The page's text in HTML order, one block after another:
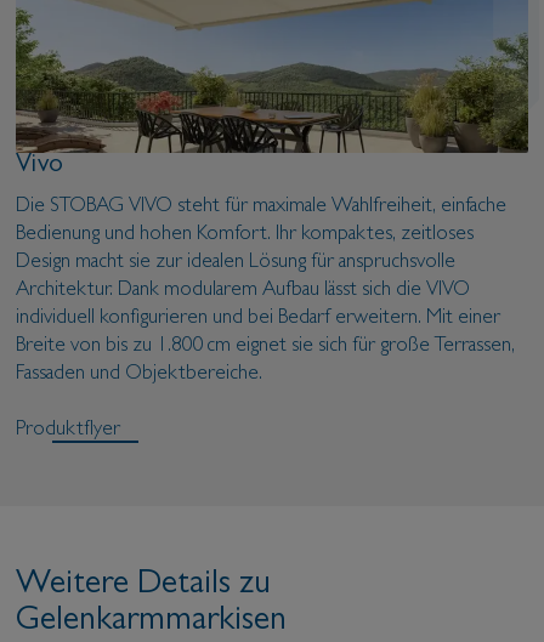
Vivo
Die STOBAG VIVO steht für maximale Wahlfreiheit, einfache
Bedienung und hohen Komfort. Ihr kompaktes, zeitloses
Design macht sie zur idealen Lösung für anspruchsvolle
Architektur. Dank modularem Aufbau lässt sich die VIVO
individuell konfigurieren und bei Bedarf erweitern. Mit einer
Breite von bis zu 1.800 cm eignet sie sich für große Terrassen,
Fassaden und Objektbereiche.
Produktflyer
Weitere Details zu
Gelenkarmmarkisen